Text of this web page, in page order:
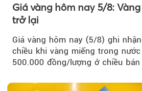
Giá vàng hôm nay 5/8:
trở lại
Giá vàng hôm nay (5/8) ghi
chiều khi vàng miếng trong
500.000 đồng/lượng ở chiều
thương hiệu.